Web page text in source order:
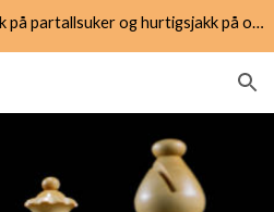
I vårsesongen er det langsjakk på partallsuker og hurtigsjakk på oddetalsuker